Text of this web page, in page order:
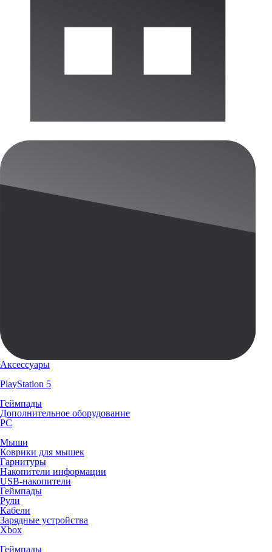
Аксессуары
PlayStation 5
Геймпады
Дополнительное оборудование
PC
Мыши
Коврики для мышек
Гарнитуры
Накопители информации
USB-накопители
Геймпады
Рули
Кабели
Зарядные устройства
Xbox
Геймпады